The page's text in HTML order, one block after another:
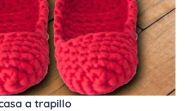
a trapillo